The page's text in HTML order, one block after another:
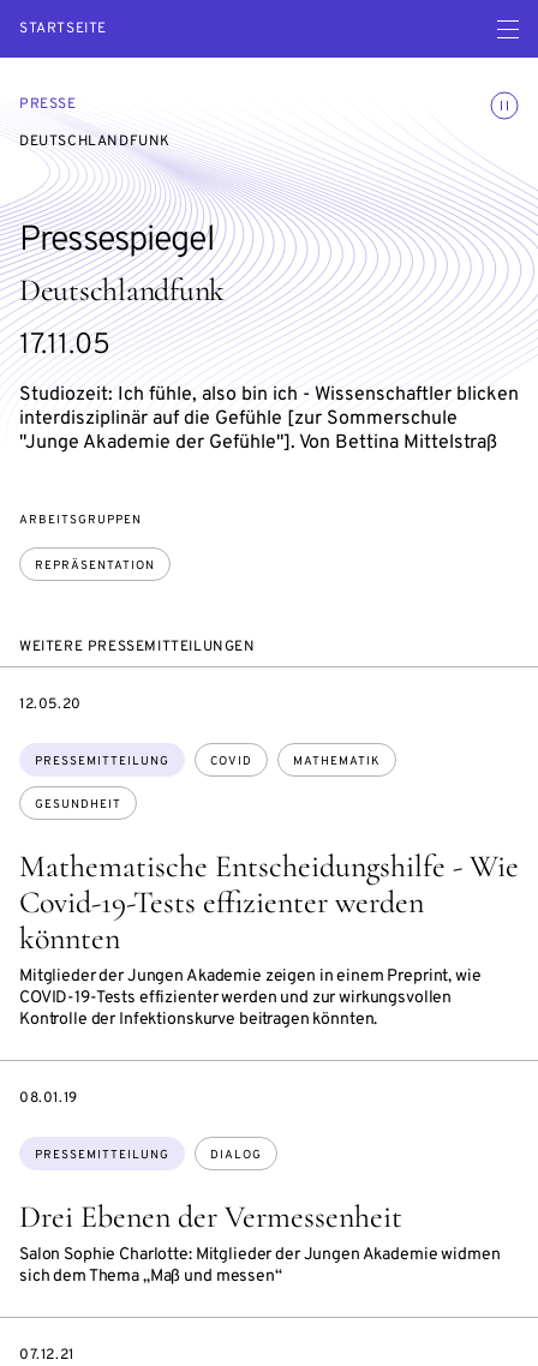
STARTSEITE Menü
PRESSE
DEUTSCHLANDFUNK
Deutschlandfunk
Pressespiegel
17.11.05
Studiozeit: Ich fühle, also bin ich - Wissenschaftler blicken
interdisziplinär auf die Gefühle [zur Sommerschule
"Junge Akademie der Gefühle"]. Von Bettina Mittelstraß
ARBEITSGRUPPEN
REPRÄSENTATION
WEITERE PRESSEMITTEILUNGEN
Mathematische Entscheidungshilfe - Wie
Covid-19-Tests effizienter werden
könnten
Mitglieder der Jungen Akademie zeigen in einem Preprint, wie
COVID-19-Tests effizienter werden und zur wirkungsvollen
Kontrolle der Infektionskurve beitragen könnten.
Themen:
PRESSEMITTEILUNG COVID MATHEMATIK
GESUNDHEIT
DATE
12.05.20
Drei Ebenen der Vermessenheit
Salon Sophie Charlotte: Mitglieder der Jungen Akademie widmen
sich dem Thema „Maß und messen“
Themen:
PRESSEMITTEILUNG DIALOG
DATE
08.01.19
DATE
07.12.21